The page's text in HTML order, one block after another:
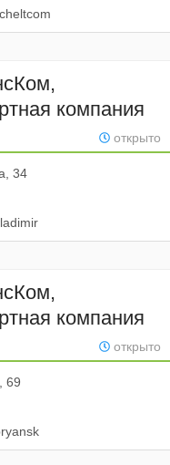
компания
открыто
34
компания
открыто
69